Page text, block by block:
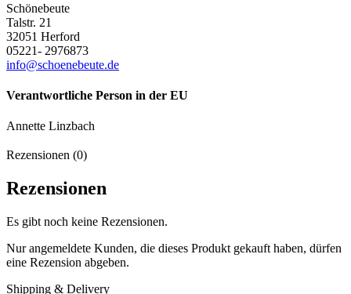
Schönebeute
Talstr. 21
32051 Herford
05221- 2976873
info@schoenebeute.de
Verantwortliche Person in der EU
Annette Linzbach
Rezensionen (0)
Rezensionen
Es gibt noch keine Rezensionen.
Nur angemeldete Kunden, die dieses Produkt gekauft haben, dürfen
eine Rezension abgeben.
Shipping & Delivery